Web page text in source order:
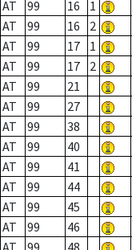
AT
99 16 1
AT
99 16 2
AT
99 17 1
AT
99 17 2
AT
99 21
AT
99 27
AT
99 38
AT
99 40
AT
99 41
AT
99 44
AT
99 45
AT
99 46